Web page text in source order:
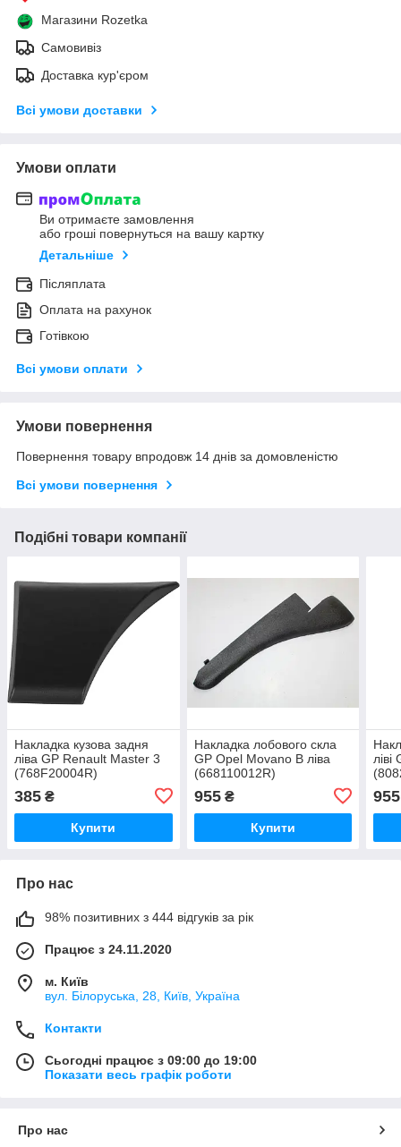
Магазини Rozetka
Самовивіз
Доставка кур'єром
Всі умови доставки
Умови оплати
Ви отримаєте замовлення
або гроші повернуться на вашу картку
Детальніше
Післяплата
Оплата на рахунок
Готівкою
Всі умови оплати
Умови повернення
Повернення товару впродовж 14 днів за домовленістю
Всі умови повернення
Подібні товари компанії
Накладка кузова задня
ліва GP Renault Master 3
(768F20004R)
385 ₴
Купити
Накладка лобового скла
GP Opel Movano B ліва
(668110012R)
955₴
Купити
955
Про нас
98% позитивних з 444 відгуків за рік
Працює з 24.11.2020
м. Київ
вул. Білоруська, 28, Київ, Україна
Контакти
Сьогодні працює з 09:00 до 19:00
Показати весь графік роботи
Про нас